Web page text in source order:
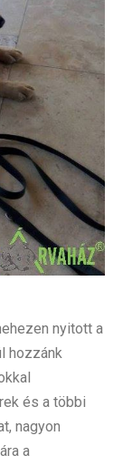
nyitott a
hozzánk
és a többi
nagyon
a